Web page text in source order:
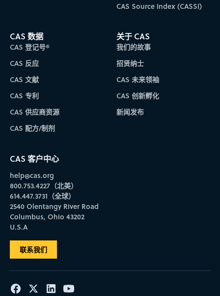
CAS Source Index (CASSI)
CAS 数据
CAS 登记号®
CAS 反应
CAS 文献
CAS 专利
CAS 供应商资源
CAS 配方/制剂
关于 CAS
我们的故事
招贤纳士
CAS 未来领袖
CAS 创新孵化
新闻发布
CAS 客户中心
help@cas.org
800.753.4227（北美）
614.447.3731（全球）
2540 Olentangy River Road
Columbus, Ohio 43202
U.S.A
联系我们